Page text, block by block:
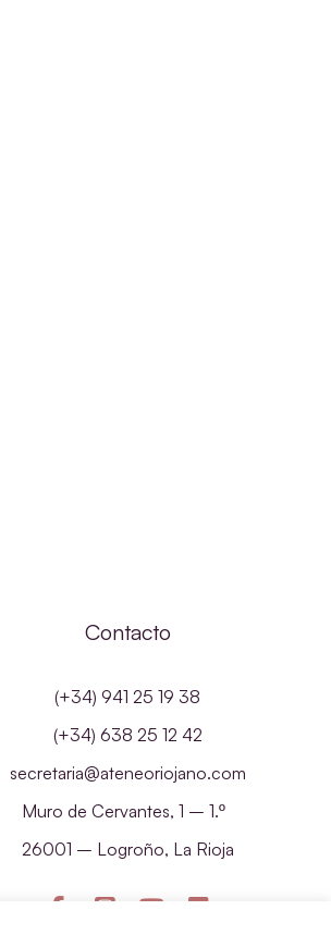
Contacto
(+34) 941 25 19 38
(+34) 638 25 12 42
secretaria@ateneoriojano.com
Muro de Cervantes, 1 – 1.º
26001 – Logroño, La Rioja